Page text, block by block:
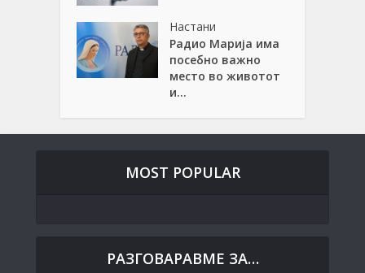
Настани
Радио Марија има
посебно важно
место во животот
и...
MOST POPULAR
РАЗГОВАРАВМЕ ЗА…